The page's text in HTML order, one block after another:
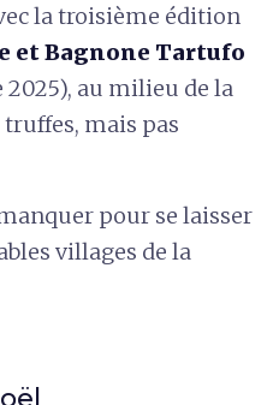
la troisième édition
et Bagnone Tartufo
2025), au milieu de la
truffes, mais pas
pour se laisser
villages de la